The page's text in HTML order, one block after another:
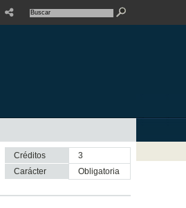
Créditos
3
Carácter
obligatoria